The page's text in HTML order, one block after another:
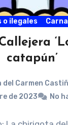
o ilegales
catapún’
del Carmen
de 2023
No